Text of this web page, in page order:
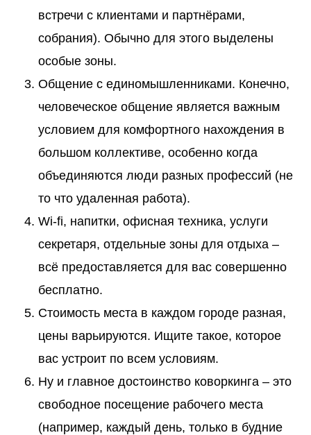
встречи с клиентами и партнёрами,
собрания). Обычно для этого выделены
особые зоны.
Общение с единомышленниками. Конечно,
человеческое общение является важным
условием для комфортного нахождения в
большом коллективе, особенно когда
объединяются люди разных профессий (не
то что удаленная работа).
Wi-fi, напитки, офисная техника, услуги
секретаря, отдельные зоны для отдыха –
всё предоставляется для вас совершенно
бесплатно.
Стоимость места в каждом городе разная,
цены варьируются. Ищите такое, которое
вас устроит по всем условиям.
Ну и главное достоинство коворкинга – это
свободное посещение рабочего места
(например, каждый день, только в будние